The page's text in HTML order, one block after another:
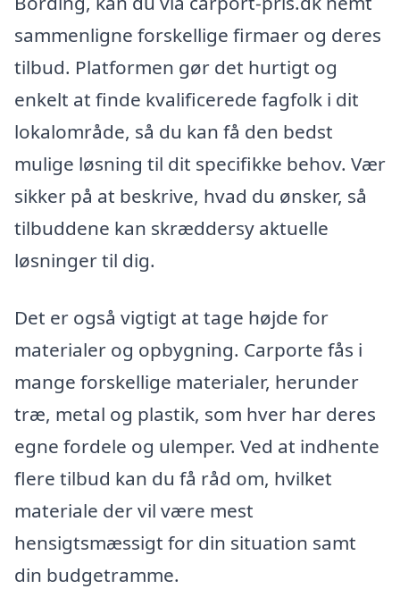
sammenligne forskellige firmaer og deres
tilbud. Platformen gør det hurtigt og
enkelt at finde kvalificerede fagfolk i dit
lokalområde, så du kan få den bedst
mulige løsning til dit specifikke behov. Vær
sikker på at beskrive, hvad du ønsker, så
tilbuddene kan skræddersy aktuelle
løsninger til dig.
Det er også vigtigt at tage højde for
materialer og opbygning. Carporte fås i
mange forskellige materialer, herunder
træ, metal og plastik, som hver har deres
egne fordele og ulemper. Ved at indhente
flere tilbud kan du få råd om, hvilket
materiale der vil være mest
hensigtsmæssigt for din situation samt
din budgetramme.